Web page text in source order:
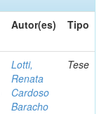
Autor(es) Tipo
Lotti,
Renata
Cardoso
Baracho
Tese